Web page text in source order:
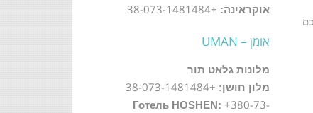
אוקראינה: +38-073-1481484
אומן – UMAN
מלונות גלאט תור
מלון חושן: +38-073-1481484
Готель HOSHEN: +380-73-